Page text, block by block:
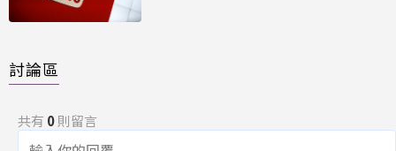
討論區
共有 0則留言